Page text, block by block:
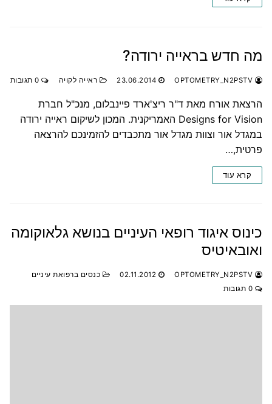
מה חדש בראייה ירודה?
23.06.2014 ראייה לקויה
הרצאת אורח מאת ד"ר ריצ'ארד פיינבלום, מנכ"ל חברת
Designs for Vision האמריקנית. המכון לשיקום ראייה ירודה
במגדל אור וצוות מגדל אור מתכבדים להזמינכם להרצאה
פרטית,…
קרא עוד
כינוס איגוד רופאי העיניים בנושא גלאוקומה
ואובאיטיס
02.11.2012
כנסים ברפואת עיניים